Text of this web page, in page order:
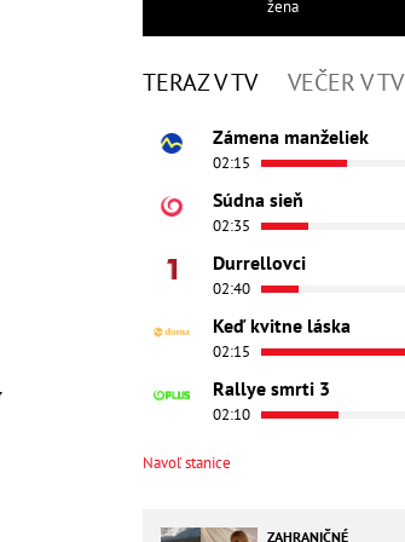
žena
TERAZ V TV VEČER V TV
Zámena manželiek
02:15
Súdna sieň
02:35
Durrellovci
02:40
Keď kvitne láska
02:15
Rallye smrti 3
02:10
Navoľ stanice
ZAHRANIČNÉ